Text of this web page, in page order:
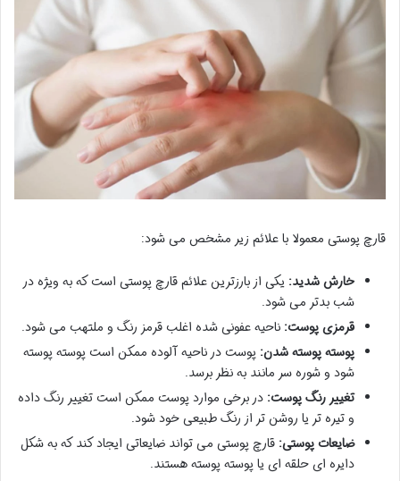
قارچ پوستی معمولا با علائم زیر مشخص می شود:
خارش شدید: یکی از بارزترین علائم قارچ پوستی است که به ویژه در
شب بدتر می شود.
قرمزی پوست: ناحیه عفونی شده اغلب قرمز رنگ و ملتهب می شود.
پوسته پوسته شدن: پوست در ناحیه آلوده ممکن است پوسته پوسته
شود و شوره سر مانند به نظر برسد.
تغییر رنگ پوست: در برخی موارد پوست ممکن است تغییر رنگ داده
و تیره تر یا روشن تر از رنگ طبیعی خود شود.
ضایعات پوستی: قارچ پوستی می تواند ضایعاتی ایجاد کند که به شکل
دایره ای حلقه ای یا پوسته پوسته هستند.